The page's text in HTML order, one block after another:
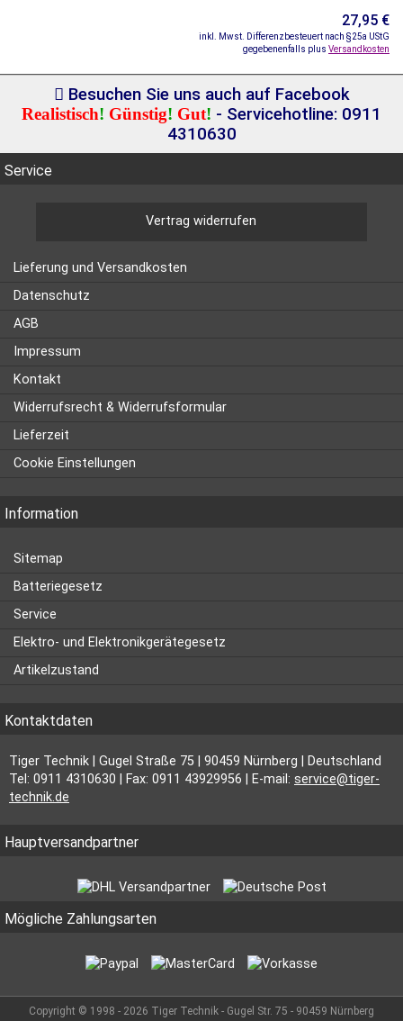
27,95 €
inkl. Mwst. Differenzbesteuert nach §25a UStG
gegebenenfalls plus Versandkosten
Besuchen Sie uns auch auf Facebook
Realistisch! Günstig! Gut! - Servicehotline: 0911
4310630
Service
Vertrag widerrufen
Lieferung und Versandkosten
Datenschutz
AGB
Impressum
Kontakt
Widerrufsrecht & Widerrufsformular
Lieferzeit
Cookie Einstellungen
Information
Sitemap
Batteriegesetz
Service
Elektro- und Elektronikgerätegesetz
Artikelzustand
Kontaktdaten
Tiger Technik | Gugel Straße 75 | 90459 Nürnberg | Deutschland
Tel: 0911 4310630 | Fax: 0911 43929956 | E-mail: service@tiger-
technik.de
Hauptversandpartner
Mögliche Zahlungsarten
Copyright © 1998 - 2026 Tiger Technik - Gugel Str. 75 - 90459 Nürnberg